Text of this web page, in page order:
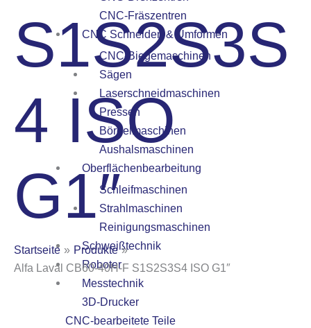
CNC-Fräszentren
CNC Schneiden & Umformen
CNC-Biegemaschinen
Sägen
Laserschneidmaschinen
Pressen
Bördelmaschinen
Aushalsmaschinen
Oberflächenbearbeitung
Schleifmaschinen
Strahlmaschinen
Reinigungsmaschinen
Schweißtechnik
Roboter
Messtechnik
3D-Drucker
CNC-bearbeitete Teile
S1S2S3S
4 ISO
G1″
Startseite
Produkte
Alfa Laval CB60-40H-F S1S2S3S4 ISO G1″